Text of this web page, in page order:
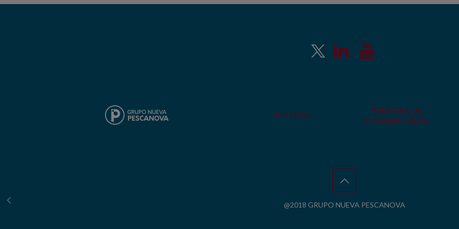
AVIS LÉGAL
POLITIQUE DE
CONFIDENTIALITÉ
@2018 GRUPO NUEVA PESCANOVA